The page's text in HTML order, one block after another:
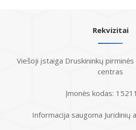
Rekvizitai
Viešoji įstaiga Druskininkų
centras
Įmonės kodas:
Informacija saugoma Juridinių